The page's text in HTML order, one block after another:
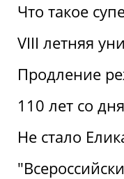
Что такое
VIII летняя
Продление
110 лет со
Не стало